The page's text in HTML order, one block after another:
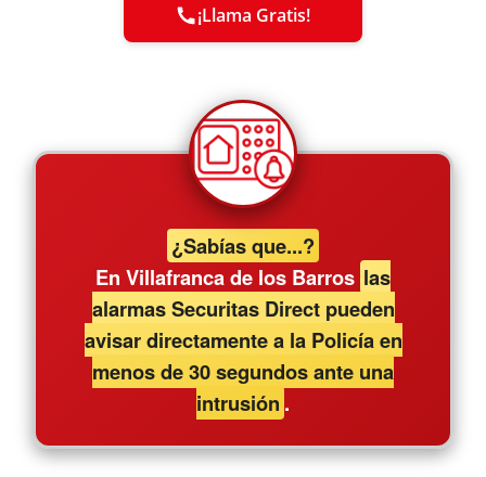
¡Llama Gratis!
¿Sabías que...?
En Villafranca de los Barros las
alarmas Securitas Direct pueden
avisar directamente a la Policía en
menos de 30 segundos ante una
intrusión .